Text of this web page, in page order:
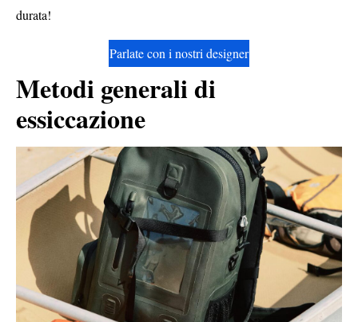
durata!
Parlate con i nostri designer
Metodi generali di
essiccazione